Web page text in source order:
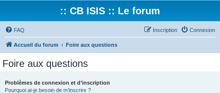
:: CB ISIS :: Le forum
FAQ Connexion
Inscription
Accueil du forum Foire aux questions
Foire aux questions
Problèmes de connexion et d’inscription
Pourquoi ai-je besoin de m’inscrire ?